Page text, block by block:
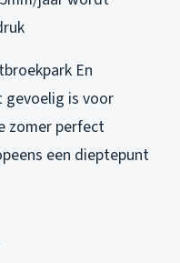
En
is voor
zomer perfect
een dieptepunt